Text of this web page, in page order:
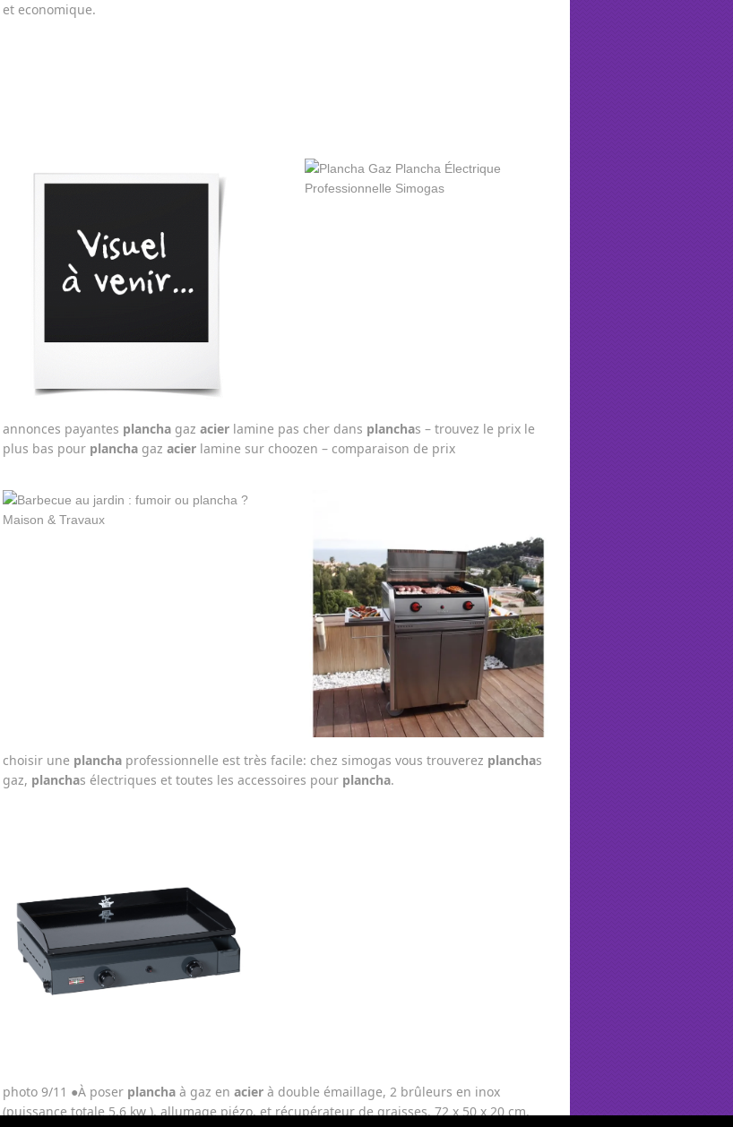
et economique.
annonces payantes planchagaz acierlamine pas cher dans planchas – trouvez le prix le
plus bas pour planchagaz acierlamine sur choozen – comparaison de prix
choisir une planchaprofessionnelle est très facile: chez simogas vous trouverez planchas
gaz, planchas électriques et toutes les accessoires pour plancha.
photo 9/11 ●À poser planchaà gaz en acierà double émaillage, 2 brûleurs en inox
(puissance totale 5,6 kw ), allumage piézo, et récupérateur de graisses. 72 x 50 x 20 cm.